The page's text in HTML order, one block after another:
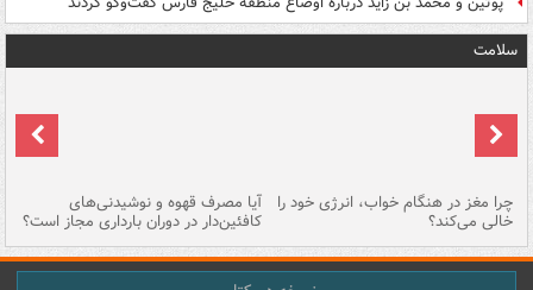
سلامت
چرا مغز در هنگام خواب، انرژی خود را
خالی می‌کند؟
آیا مصرف قهوه و نوشیدنی‌های
کافئین‌دار در دوران بارداری مجاز است؟